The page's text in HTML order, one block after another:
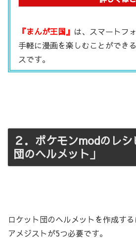
『まんが王国』 は、スマートフ
手軽に漫画を楽しむことができ
スです。
２．ポケモンmodのレ
団のヘルメット」
ロケット団のヘルメットを作成する
アメジストが5つ必要です。